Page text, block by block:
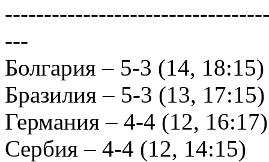
---
Болгария – 5-3 (14, 18:15)
Бразилия – 5-3 (13, 17:15)
Германия – 4-4 (12, 16:17)
Сербия – 4-4 (12, 14:15)